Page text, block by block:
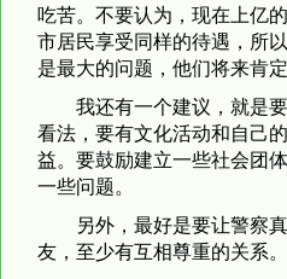
吃苦。不要认为，现在上亿
市居民享受同样的待遇，所
是最大的问题，他们将来肯
我还有一个建议，就是
看法，要有文化活动和自己
益。要鼓励建立一些社会团
一些问题。
另外，最好是要让警察
友，至少有互相尊重的关系。